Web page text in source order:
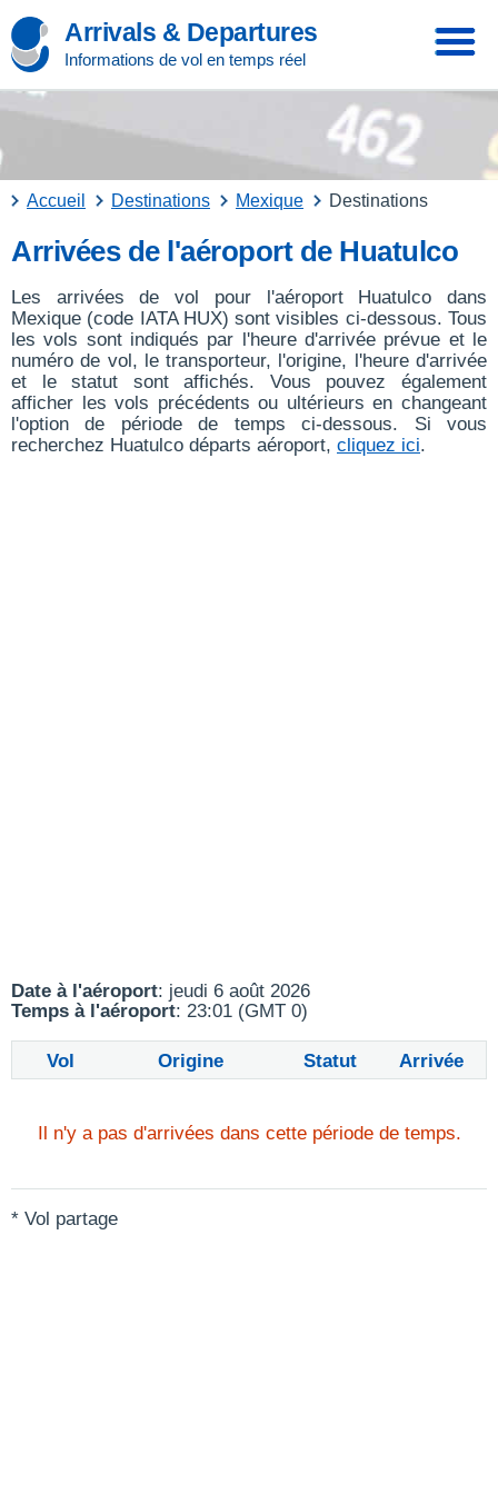
Arrivals & Departures
Informations de vol en temps réel
Accueil Destinations Mexique Destinations
Arrivées de l'aéroport de Huatulco
Les arrivées de vol pour l'aéroport Huatulco dans
Mexique (code IATA HUX) sont visibles ci-dessous. Tous
les vols sont indiqués par l'heure d'arrivée prévue et le
numéro de vol, le transporteur, l'origine, l'heure d'arrivée
et le statut sont affichés. Vous pouvez également
afficher les vols précédents ou ultérieurs en changeant
l'option de période de temps ci-dessous. Si vous
recherchez Huatulco départs aéroport, cliquez ici.
Date à l'aéroport: jeudi 6 août 2026
Temps à l'aéroport: 23:01 (GMT 0)
Vol Origine Statut Arrivée
Il n'y a pas d'arrivées dans cette période de temps.
* Vol partage